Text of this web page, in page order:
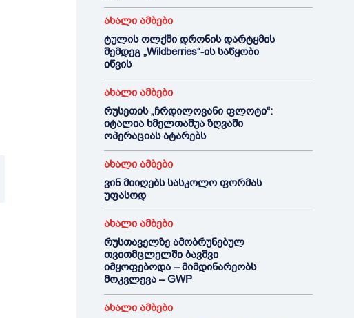
ახალი ამბები
ტულის ოლქში დრონის დარტყმის
შემდეგ „Wildberries“-ის საწყობი
იწვის
ახალი ამბები
რუსეთის „ჩრდილოვანი ფლოტი“:
იტალია ხმელთაშუა ზღვაში
ოპერაციას ატარებს
ახალი ამბები
ვინ მიიღებს სასკოლო ფორმას
უფასოდ
ახალი ამბები
რუსთაველზე ამობრუნებულ
თვითმცლელში ბავშვი
იმყოფებოდა – მიმდინარეობს
მოკვლევა – GWP
ახალი ამბები